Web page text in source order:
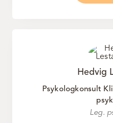
Hedvig
Psykologkonsult
Leg.